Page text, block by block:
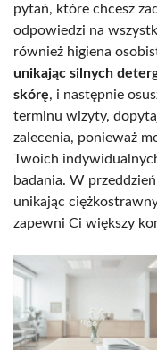
pytań, które chcesz
odpowiedzi na
również higiena
unikając silnych
skórę, i następnie
terminu wizyty,
zalecenia, ponieważ
Twoich
badania. W
unikając
zapewni Ci większy